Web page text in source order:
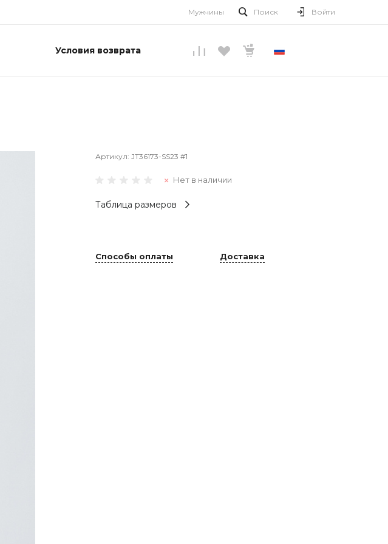
Мужчины Поиск Войти
Условия возврата
Артикул: JT36173-SS23 #1
Нет в наличии
Таблица размеров
Способы оплаты Доставка